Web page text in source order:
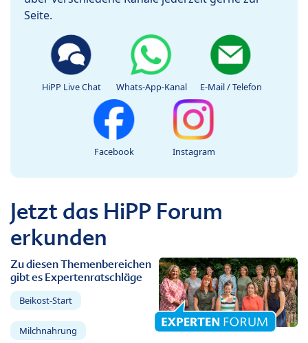
Seite.
HiPP Live Chat Whats-App-Kanal E-Mail / Telefon
Facebook Instagram
Jetzt das HiPP Forum
erkunden
Zu diesen Themenbereichen
gibt es Expertenratschläge
Beikost-Start
Milchnahrung